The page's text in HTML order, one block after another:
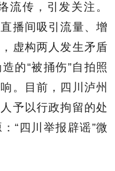
流传，引发关注。
播间吸引流量、增
虚构两人发生矛盾
的“被捅伤”自拍照
。目前，四川泸州
予以行政拘留的处
“四川举报辟谣”微